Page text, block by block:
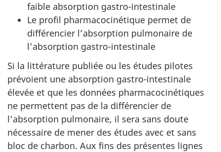
faible absorption gastro-intestinale
Le profil pharmacocinétique permet de
différencier l’absorption pulmonaire de
l’absorption gastro-intestinale
Si la littérature publiée ou les études pilotes
prévoient une absorption gastro-intestinale
élevée et que les données pharmacocinétiques
ne permettent pas de la différencier de
l’absorption pulmonaire, il sera sans doute
nécessaire de mener des études avec et sans
bloc de charbon. Aux fins des présentes lignes